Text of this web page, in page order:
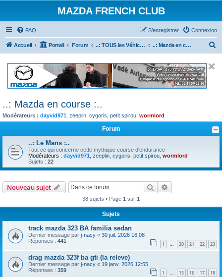
MAZDA FRENCH CLUB
FAQ Connexion
S’enregistrer
Accueil Portail Forum ..: TOUS les Véhicules MAZDA :.. ..: Mazda en course :..
h
..: Mazda en course :..
Modérateurs : dayvid971 zeeplin cygoris petit spirou wormlord
Forum
..: Le Mans :..
Tout ce qui concerne cette mythique course d'endurance
Modérateurs : dayvid971 zeeplin cygoris petit spirou wormlord
Sujets : 22
Nouveau sujet Rechercher
38 sujets • Page 1 sur 1
Sujets
track mazda 323 BA familia sedan
Dernier message par j-nacy « 30 juil. 2026 16:08
Réponses : 441 1 … 20 21 22 23
drag mazda 323f ba gti (la releve)
Dernier message par j-nacy « 19 janv. 2026 12:55
Réponses : 359 1 15 16 17 18